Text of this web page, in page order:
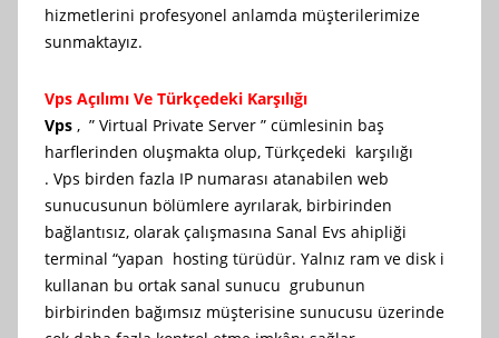
hizmetlerini profesyonel anlamda müşterilerimize
sunmaktayız.
Vps Açılımı Ve Türkçedeki Karşılığı
Vps , ” Virtual Private Server ” cümlesinin baş
harflerinden oluşmakta olup, Türkçedeki karşılığı
. Vps birden fazla IP numarası atanabilen web
sunucusunun bölümlere ayrılarak, birbirinden
bağlantısız, olarak çalışmasına Sanal Evs ahipliği
terminal “yapan hosting türüdür. Yalnız ram ve disk i
kullanan bu ortak sanal sunucu grubunun
birbirinden bağımsız müşterisine sunucusu üzerinde